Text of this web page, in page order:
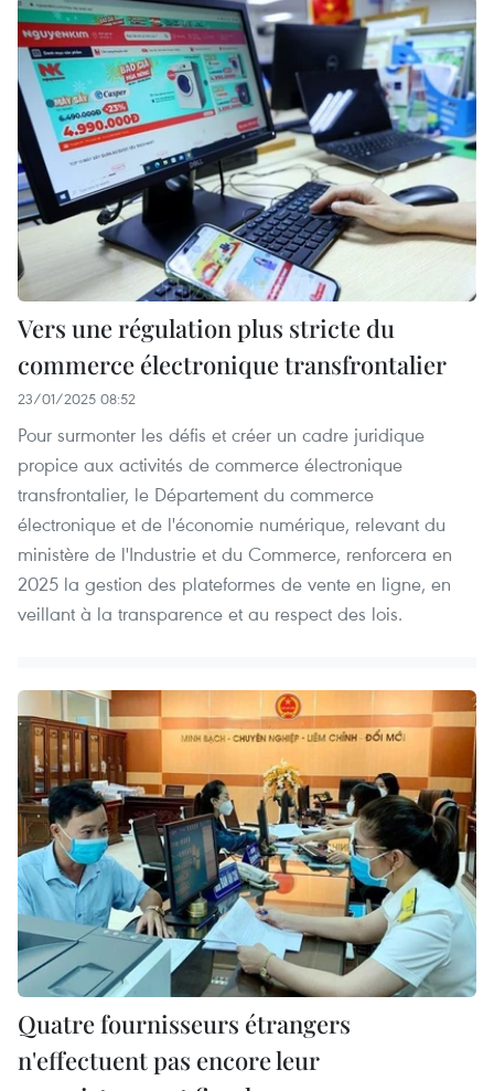
Vers une régulation plus stricte du
commerce électronique transfrontalier
23/01/2025 08:52
Pour surmonter les défis et créer un cadre juridique
propice aux activités de commerce électronique
transfrontalier, le Département du commerce
électronique et de l'économie numérique, relevant du
ministère de l'Industrie et du Commerce, renforcera en
2025 la gestion des plateformes de vente en ligne, en
veillant à la transparence et au respect des lois.
Quatre fournisseurs étrangers
n'effectuent pas encore leur